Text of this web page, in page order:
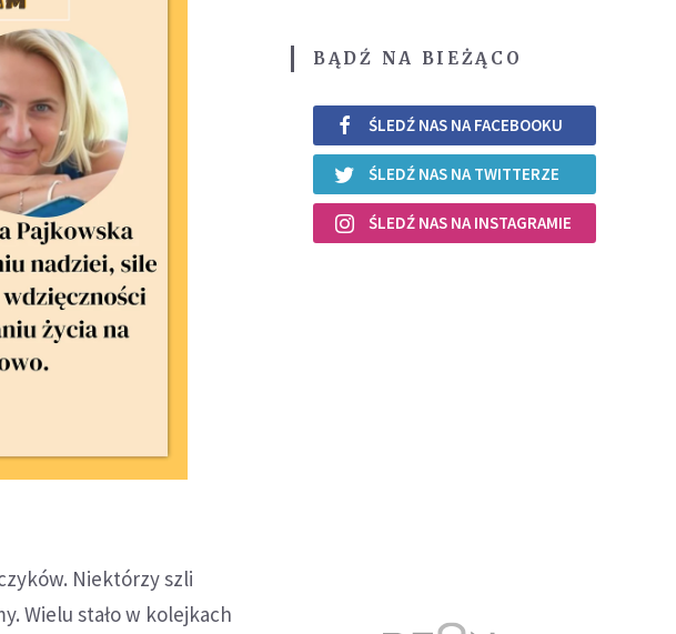
Niektórzy szli
Wielu stało w kolejkach
BĄDŹ NA BIEŻĄCO
ŚLEDŹ NAS NA FACEBOOKU
ŚLEDŹ NAS NA TWITTERZE
ŚLEDŹ NAS NA INSTAGRAMIE